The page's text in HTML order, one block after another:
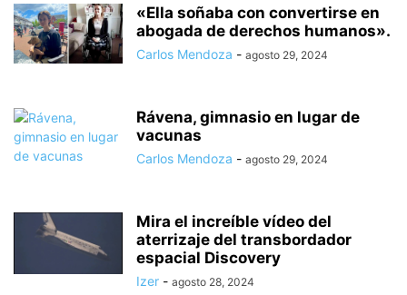
«Ella soñaba con convertirse en
abogada de derechos humanos».
Carlos Mendoza - agosto 29, 2024
Rávena, gimnasio en lugar de
vacunas
Carlos Mendoza - agosto 29, 2024
Mira el increíble vídeo del
aterrizaje del transbordador
espacial Discovery
Izer - agosto 28, 2024